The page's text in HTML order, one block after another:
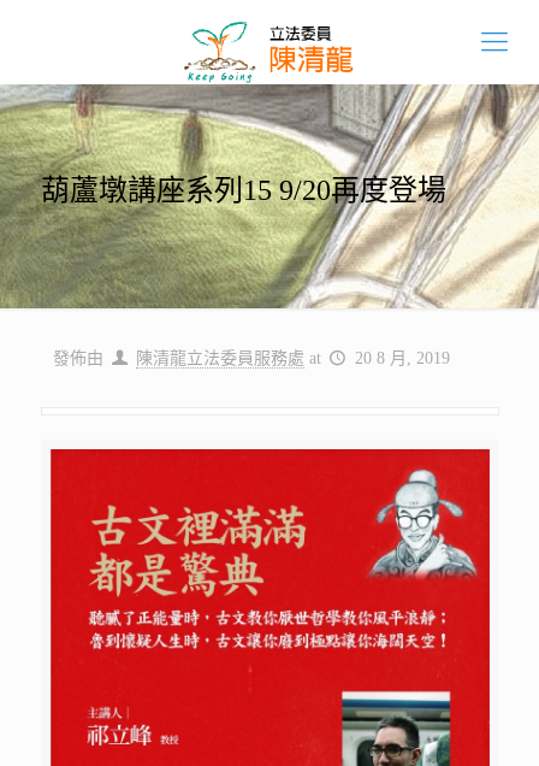
葫蘆墩講座系列15 9/20再度登場
發佈由 陳清龍立法委員服務處 at 20 8 月, 2019